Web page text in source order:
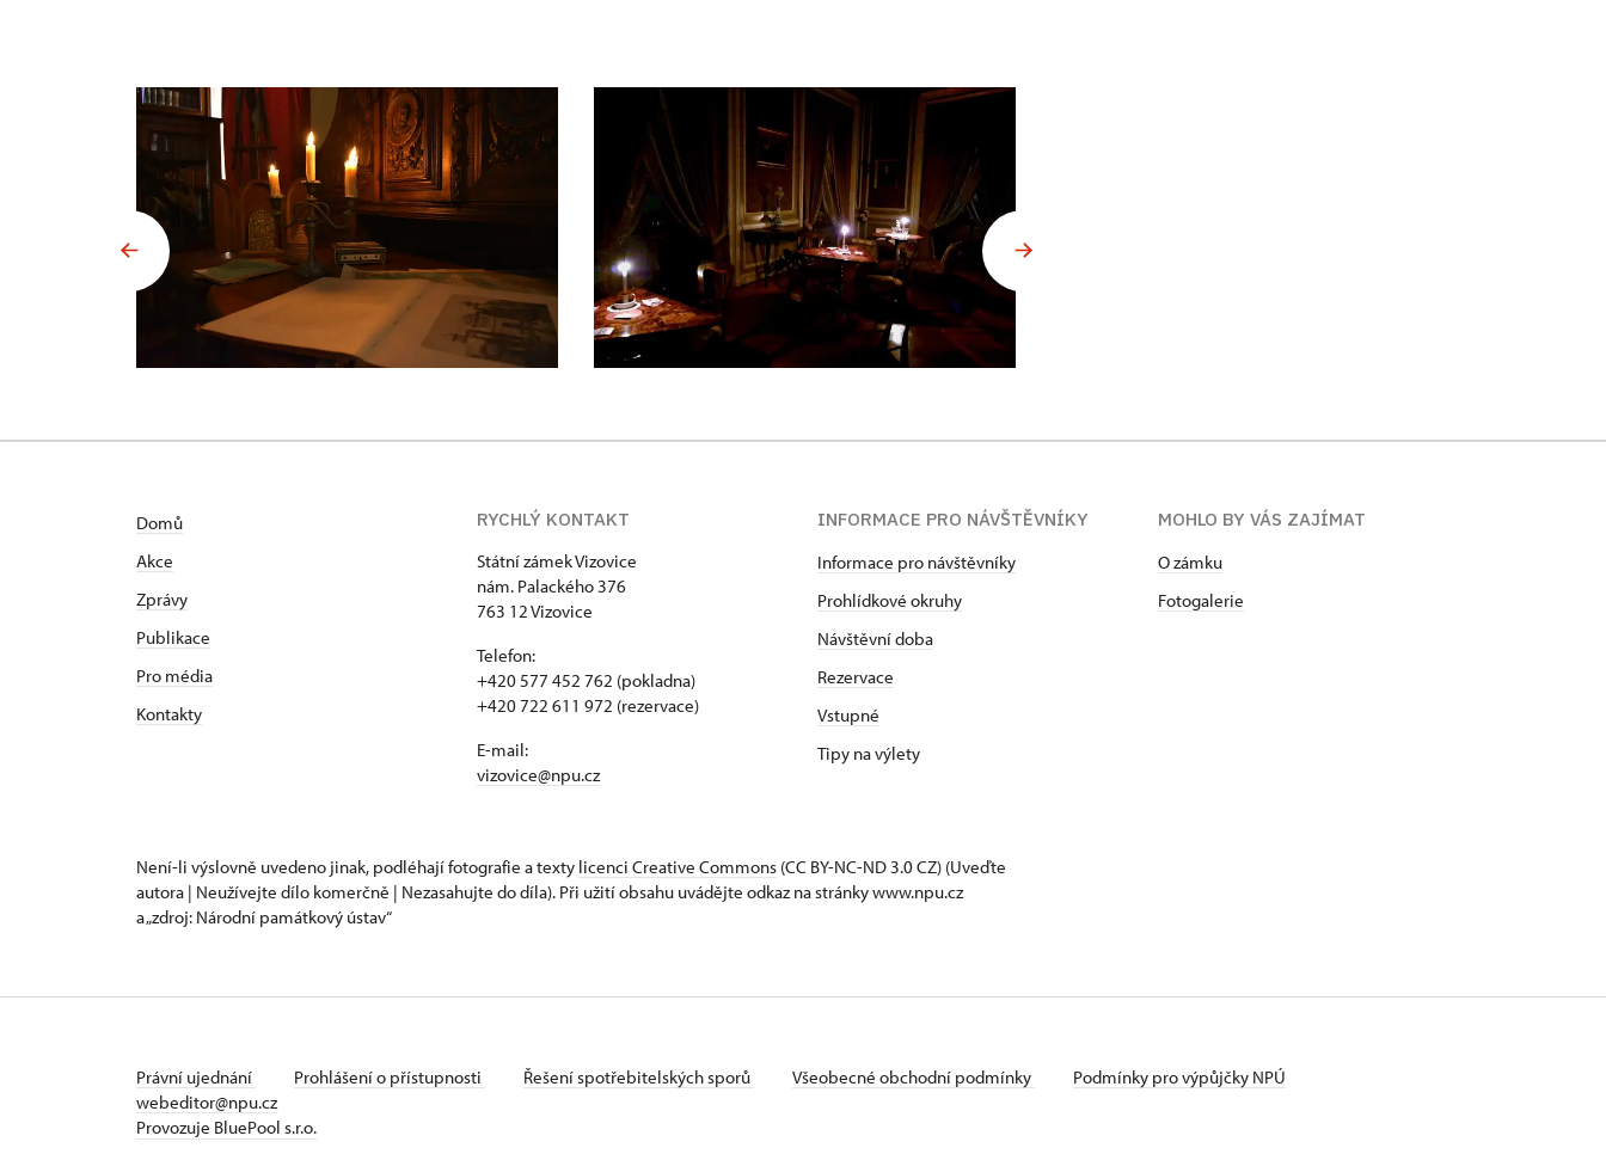
Domů
Akce
Zprávy
Publikace
Pro média
Kontakty
RYCHLÝ KONTAKT
Státní zámek Vizovice
nám. Palackého 376
763 12 Vizovice
Telefon:
+420 577 452 762 (pokladna)
+420 722 611 972 (rezervace)
E-mail:
vizovice@npu.cz
INFORMACE PRO NÁVŠTĚVNÍKY
Informace pro návštěvníky
Prohlídkové okruhy
Návštěvní doba
Rezervace
Vstupné
Tipy na výlety
MOHLO BY VÁS ZAJÍMAT
O zámku
Fotogalerie
Není-li výslovně uvedeno jinak, podléhají fotografie a texty licenci Creative Commons (CC BY-NC-ND 3.0 CZ) (Uveďte
autora | Neužívejte dílo komerčně | Nezasahujte do díla). Při užití obsahu uvádějte odkaz na stránky www.npu.cz
a „zdroj: Národní památkový ústav“
Právní ujednání Prohlášení o přístupnosti Řešení spotřebitelských sporů Všeobecné obchodní podmínky
Podmínky pro výpůjčky NPÚ
webeditor@npu.cz
Provozuje BluePool s.r.o.